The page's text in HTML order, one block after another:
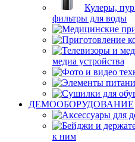
Кулеры,
фильтры для воды
медиа устройства
ДЕМООБОРУДОВАНИЕ
к ним